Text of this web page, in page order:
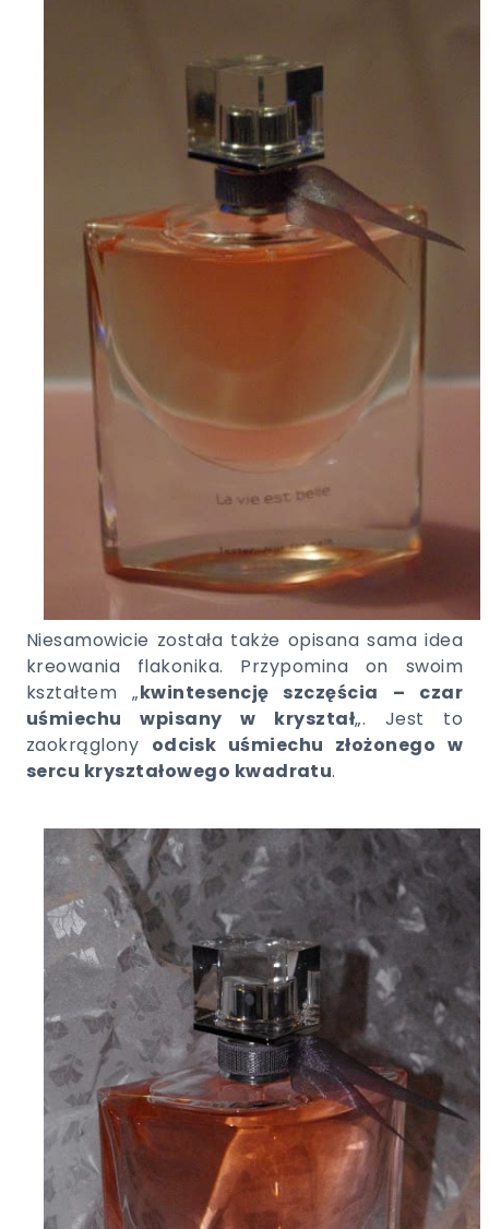
Niesamowicie została także opisana sama idea
kreowania flakonika. Przypomina on swoim
kształtem „kwintesencję szczęścia – czar
uśmiechu wpisany w kryształ„. Jest to
zaokrąglony odcisk uśmiechu złożonego w
sercu kryształowego kwadratu.